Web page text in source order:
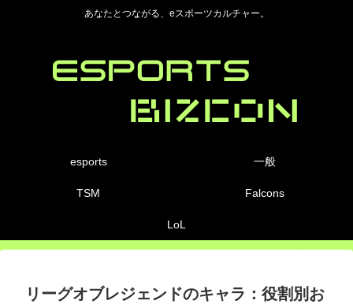
あなたとつながる、eスポーツカルチャー。
esports 一般
TSM Falcons
LoL
リーグオブレジェンドのキャラ：役割別お